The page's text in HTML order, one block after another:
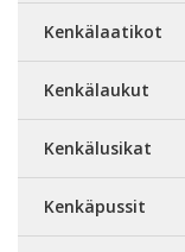
Kenkälaatikot
Kenkälaukut
Kenkälusikat
Kenkäpussit